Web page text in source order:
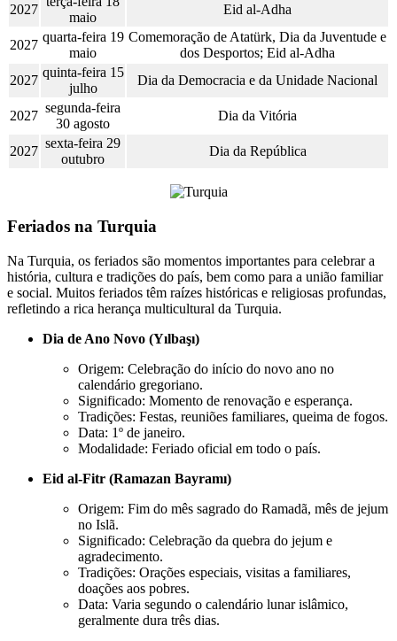
2027
maio
Eid al-Adha
2027
quarta-feira 19
maio
Comemoração de Atatürk, Dia da Juventude e
dos Desportos; Eid al-Adha
2027
quinta-feira 15
julho
Dia da Democracia e da Unidade Nacional
2027
segunda-feira
30 agosto
Dia da Vitória
2027
sexta-feira 29
outubro
Dia da República
Feriados na Turquia
Na Turquia, os feriados são momentos importantes para celebrar a
história, cultura e tradições do país, bem como para a união familiar
e social. Muitos feriados têm raízes históricas e religiosas profundas,
refletindo a rica herança multicultural da Turquia.
Dia de Ano Novo (Yılbaşı)
Origem: Celebração do início do novo ano no
calendário gregoriano.
Significado: Momento de renovação e esperança.
Tradições: Festas, reuniões familiares, queima de fogos.
Data: 1º de janeiro.
Modalidade: Feriado oficial em todo o país.
Eid al-Fitr (Ramazan Bayramı)
Origem: Fim do mês sagrado do Ramadã, mês de jejum
no Islã.
Significado: Celebração da quebra do jejum e
agradecimento.
Tradições: Orações especiais, visitas a familiares,
doações aos pobres.
Data: Varia segundo o calendário lunar islâmico,
geralmente dura três dias.